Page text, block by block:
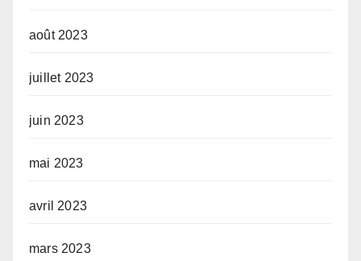
août 2023
juillet 2023
juin 2023
mai 2023
avril 2023
mars 2023